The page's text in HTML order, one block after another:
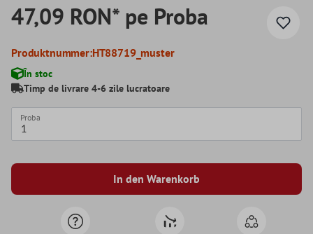
47,09 RON* pe Proba
Produktnummer:HT88719_muster
În stoc
Timp de livrare 4-6 zile lucratoare
Proba
In den Warenkorb